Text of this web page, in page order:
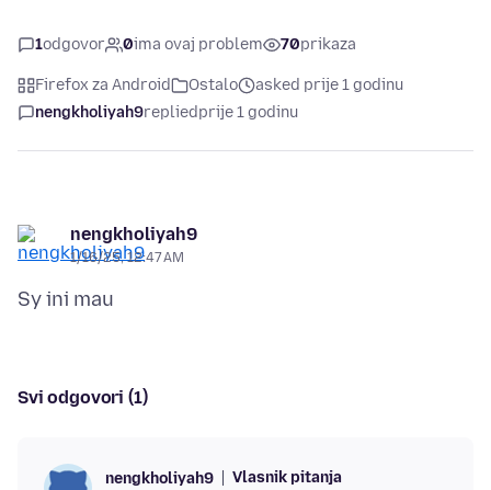
1odgovor 0ima ovaj problem 70prikaza
Firefox za Android Ostalo
asked prije 1 godinu
nengkholiyah9repliedprije 1 godinu
nengkholiyah9
1/16/25, 12:47 AM
Svi odgovori (1)
nengkholiyah9 Vlasnik pitanja